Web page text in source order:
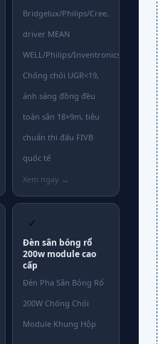
Bridgelux/Philips/Cree,
driver MEAN
WELL/Philips/Inventronics.
Chống chói UGR<19,
ánh sáng đồng đều
toàn sân 18×9m, tiêu
chuẩn thi đấu FIVB
quốc tế
✓
Đèn sân bóng rổ
200w module cao
cấp
Đèn Pha Sân Bóng Rổ
200W Chống Chói
Module Khung Hộp